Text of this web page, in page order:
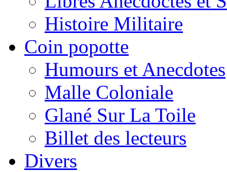
Histoire Militaire
Coin popotte
Humours et Anecdotes
Malle Coloniale
Glané Sur La Toile
Billet des lecteurs
Divers